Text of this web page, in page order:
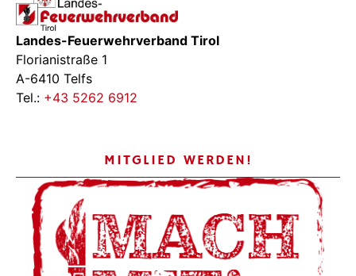
Landes-Feuerwehrverband Tirol
Florianistraße 1
A-6410 Telfs
Tel.: +43 5262 6912
MITGLIED WERDEN!